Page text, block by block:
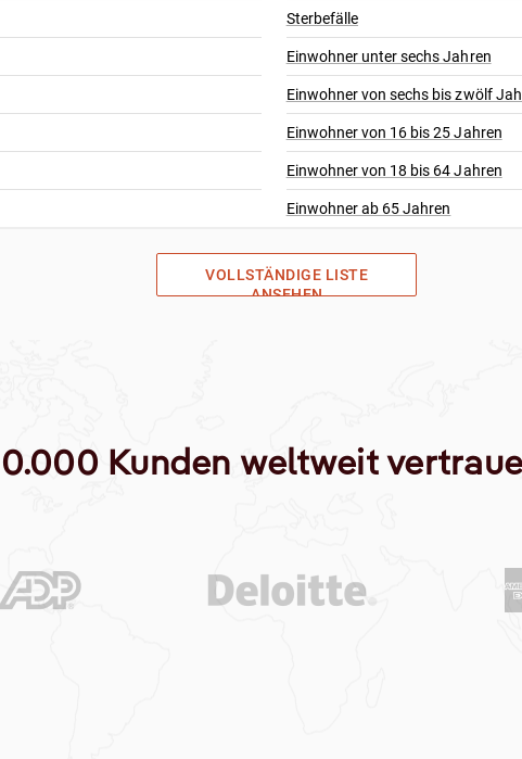
Sterbefälle
Einwohner unter sechs Jahren
Einwohner von sechs bis zwölf
Einwohner von 16 bis 25 Jahren
Einwohner von 18 bis 64 Jahren
Einwohner ab 65 Jahren
VOLLSTÄNDIGE LISTE
ANSEHEN
Kunden weltweit